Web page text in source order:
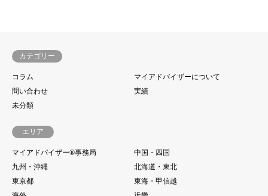
カテゴリー
コラム
マイアドバイザーについて
問い合わせ
実績
未分類
エリア
マイアドバイザー®事務局
中国・四国
九州・沖縄
北海道・東北
東京都
東海・甲信越